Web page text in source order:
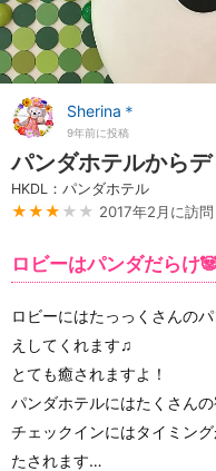
Sherina＊
9年前に投稿
パンダホテルから
HKDL：パンダホテル
★★★ ★★ 2017年2月に訪問
ロビーはパンダだらけ
ロビーにはたっっくさんの
えしてくれます♫
とても癒されますよ！
パンダホテルにはたくさん
チェックインにはタイミン
たされます…